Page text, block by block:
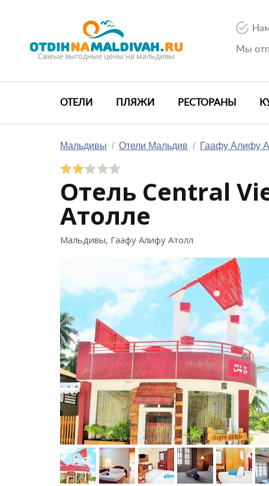
Мы
ОТЕЛИ ПЛЯЖИ РЕСТОРАНЫ
Мальдивы / Отели Мальдив / Гаафу Алифу
Отель Central
Атолле
Мальдивы, Гаафу Алифу Атолл